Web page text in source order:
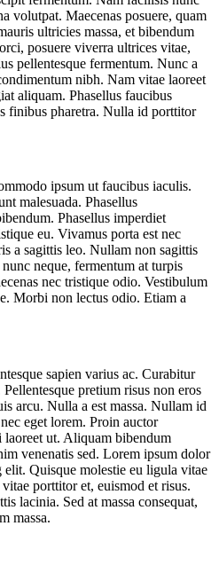
volutpat. Maecenas posuere, quam
ultricies massa, et bibendum
posuere viverra ultrices vitae,
pellentesque fermentum. Nunc a
nibh. Nam vitae laoreet
aliquam. Phasellus faucibus
finibus pharetra. Nulla id porttitor
ipsum ut faucibus iaculis.
malesuada. Phasellus
Phasellus imperdiet
eu. Vivamus porta est nec
a sagittis leo. Nullam non sagittis
neque, fermentum at turpis
nec tristique odio. Vestibulum
Morbi non lectus odio. Etiam a
sapien varius ac. Curabitur
pretium risus non eros
arcu. Nulla a est massa. Nullam id
eget lorem. Proin auctor
ut. Aliquam bibendum
venenatis sed. Lorem ipsum dolor
elit. Quisque molestie eu ligula vitae
porttitor et, euismod et risus.
lacinia. Sed at massa consequat,
massa.